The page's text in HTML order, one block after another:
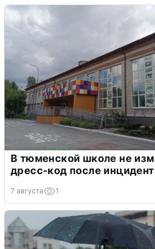
В тюменской школе не
дресс-код после
7 августа 1